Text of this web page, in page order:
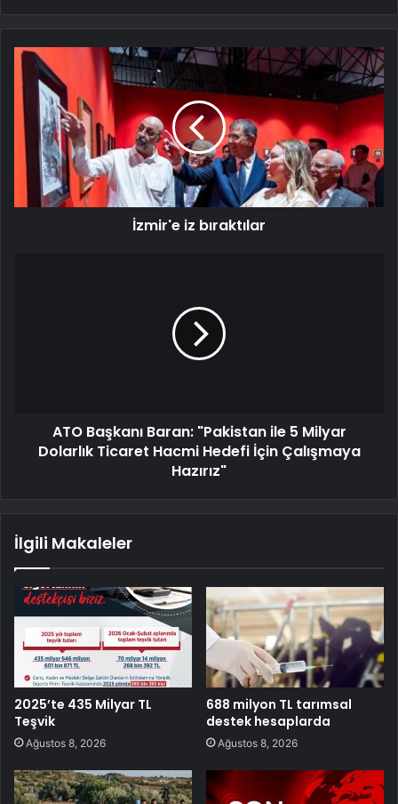
İzmir'e iz bıraktılar
ATO Başkanı Baran: "Pakistan ile 5 Milyar
Dolarlık Ticaret Hacmi Hedefi İçin Çalışmaya
Hazırız"
İlgili Makaleler
2025’te 435 Milyar TL
Teşvik
Ağustos 8, 2026
688 milyon TL tarımsal
destek hesaplarda
Ağustos 8, 2026